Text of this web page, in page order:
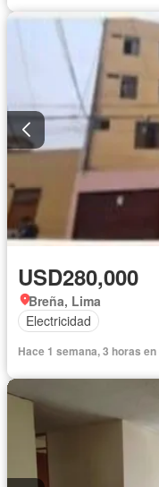
USD280,000
Breña, Lima
Electricidad
Hace 1 semana, 3 horas en